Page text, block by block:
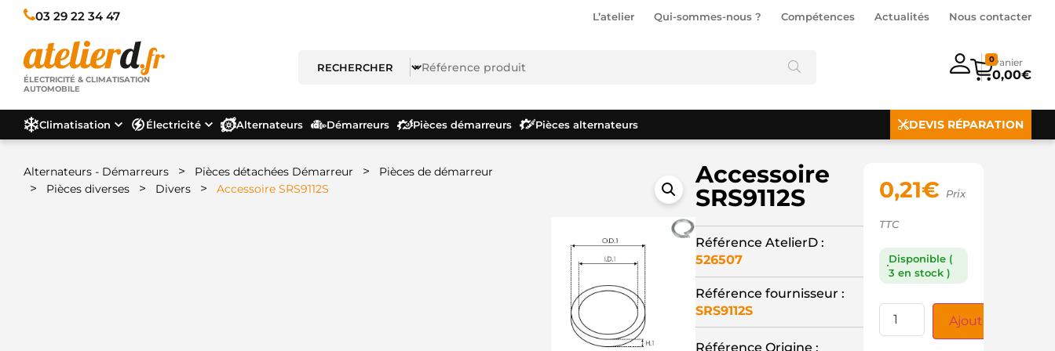
03 29 22 34 47 L’atelier Qui-sommes-nous ? Compétences Actualités Nous contacter
ÉLECTRICITÉ & CLIMATISATION
AUTOMOBILE
0,00€
0
Climatisation Électricité Alternateurs Démarreurs Pièces démarreurs Pièces alternateurs DEVIS RÉPARATION
Alternateurs - Démarreurs > Pièces détachées Démarreur > Pièces de démarreur
> Pièces diverses > Divers > Accessoire SRS9112S
Accessoire
SRS9112S
Référence AtelierD :
526507
Référence fournisseur :
SRS9112S
Référence Origine :
0,21€ Prix
TTC
Disponible (
3 en stock )
Ajouter au